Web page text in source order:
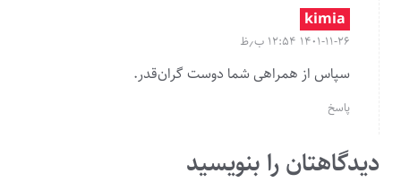
kimia
۱۴۰۱-۱۱-۲۶ ۱۲:۵۴ ب٫ظ
سپاس از همراهی شما دوست گران‌قدر.
پاسخ
دیدگاهتان را بنویسید